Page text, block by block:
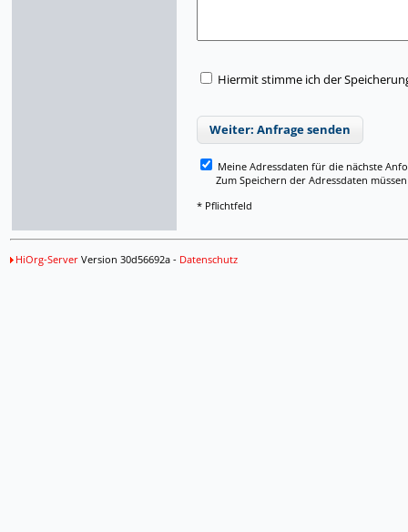
Hiermit stimme ich der
Weiter: Anfrage senden
Meine Adressdaten für die nächste
Zum Speichern der Adressdaten müssen
* Pflichtfeld
HiOrg-ServerVersion 30d56692a - Datenschutz